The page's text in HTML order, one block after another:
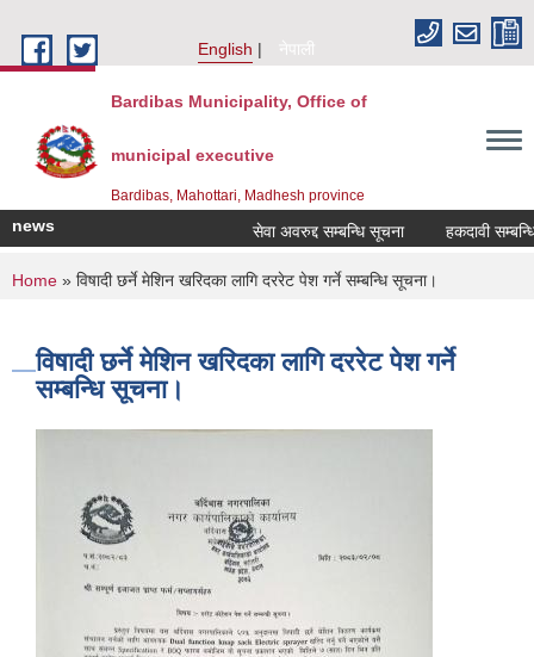
English
नेपाली
Bardibas Municipality, Office of
municipal executive
Bardibas, Mahottari, Madhesh province
news सेवा अवरुद्द सम्बन्धि सूचना हकदावी सम्बन्धि
You are here
Home » विषादी छर्ने मेशिन खरिदका लागि दररेट पेश गर्ने सम्बन्धि सूचना।
विषादी छर्ने मेशिन खरिदका लागि दररेट पेश गर्ने
सम्बन्धि सूचना।